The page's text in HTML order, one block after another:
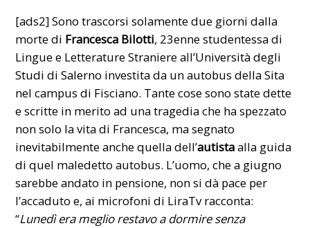
[ads2] Sono trascorsi solamente due giorni dalla
morte di Francesca Bilotti, 23enne studentessa di
Lingue e Letterature Straniere all’Università degli
Studi di Salerno investita da un autobus della Sita
nel campus di Fisciano. Tante cose sono state dette
e scritte in merito ad una tragedia che ha spezzato
non solo la vita di Francesca, ma segnato
inevitabilmente anche quella dell’autistaalla guida
di quel maledetto autobus. L’uomo, che a giugno
sarebbe andato in pensione, non si dà pace per
l’accaduto e, ai microfoni di LiraTv racconta:
“Lunedì era meglio restavo a dormire senza